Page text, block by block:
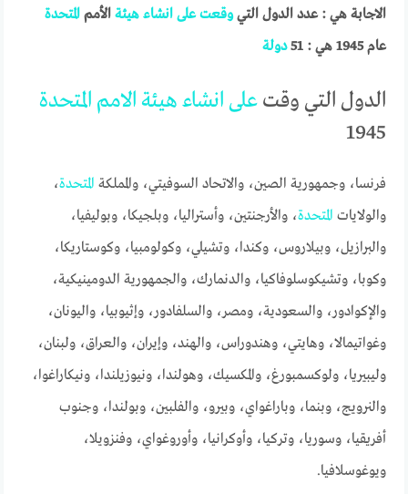
الاجابة هي : عدد الدول التيوقعت على انشاء هيئة الأممالمتحدة
عام 1945 هي : 51
دولة
الدول التي وقتعلى انشاء هيئة الامم المتحدة
1945
فرنسا، وجمهورية الصين، والاتحاد السوفيتي، والمملكة المتحدة،
والولايات المتحدة، والأرجنتين، وأستراليا، وبلجيكا، وبوليفيا،
والبرازيل، وبيلاروس، وكندا، وتشيلي، وكولومبيا، وكوستاريكا،
وكوبا، وتشيكوسلوفاكيا، والدنمارك، والجمهورية الدومينيكية،
والإكوادور، والسعودية، ومصر، والسلفادور، وإثيوبيا، واليونان،
وغواتيمالا، وهايتي، وهندوراس، والهند، وإيران، والعراق، ولبنان،
وليبيريا، ولوكسمبورغ، والمكسيك، وهولندا، ونيوزيلندا، ونيكاراغوا،
والنرويج، وبنما، وباراغواي، وبيرو، والفلبين، وبولندا، وجنوب
أفريقيا، وسوريا، وتركيا، وأوكرانيا، وأوروغواي، وفنزويلا،
ويوغوسلافيا.